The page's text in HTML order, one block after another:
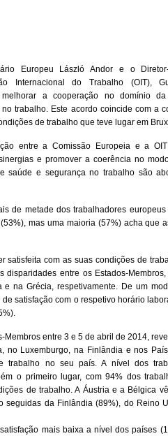
Europeu László Andor e o
Internacional do Trabalho (OIT),
melhorar a cooperação no domínio
trabalho. Este acordo coincide com a
de trabalho que teve lugar em
entre a Comissão Europeia e a
e promover a coerência no
saúde e segurança no trabalho são
de metade dos trabalhadores europeus
mas uma maioria (57%) acha que
satisfeita com as suas condições de
entre os Estados-
na Grécia, respetivamente. De um
satisfação com o respetivo horário
entre 3 e 5 de abril de 2014,
no Luxemburgo, na Finlândia e nos
trabalho no seu país. A nível dos
o primeiro lugar, com 94% dos
de trabalho. A Áustria e a Bélgica
seguidas da Finlândia (89%), do Reino
mais baixa a nível dos países